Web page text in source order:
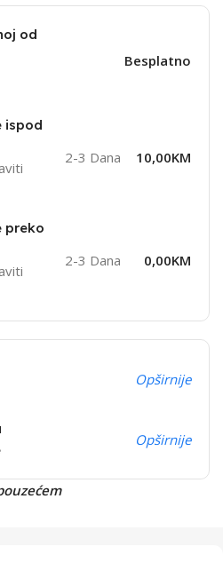
od
Besplatno
ispod
2-3 Dana 10,00KM
preko
2-3 Dana 0,00KM
Opširnije
Opširnije